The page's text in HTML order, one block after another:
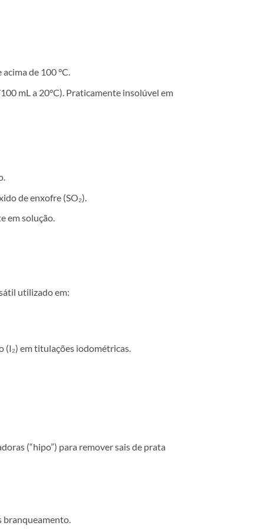
de 100 °C.
mL a 20°C). Praticamente insolúvel em
de enxofre (SO₂).
em solução.
utilizado em:
(I₂) em titulações iodométricas.
(“hipo”) para remover sais de prata